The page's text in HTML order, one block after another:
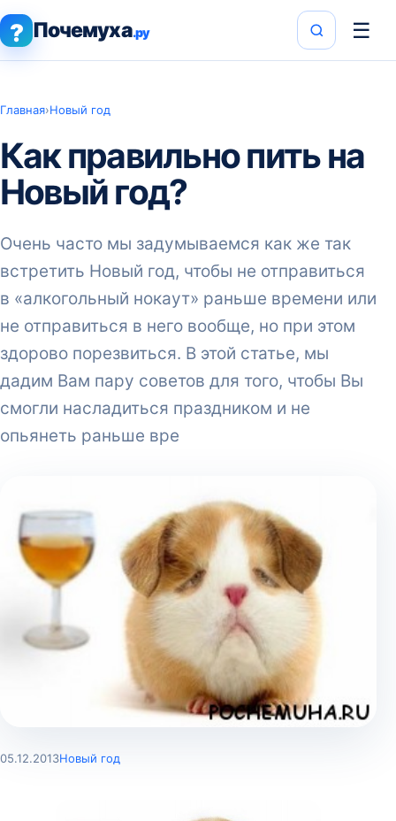
? Почемуха.ру ☰
Главная›Новый год
Как правильно пить на
Новый год?
Очень часто мы задумываемся как же так
встретить Новый год, чтобы не отправиться
в «алкогольный нокаут» раньше времени или
не отправиться в него вообще, но при этом
здорово порезвиться. В этой статье, мы
дадим Вам пару советов для того, чтобы Вы
смогли насладиться праздником и не
опьянеть раньше вре
05.12.2013Новый год